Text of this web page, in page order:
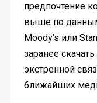
предпочтение
выше по
Moody’s или
заранее
экстренной
ближайших